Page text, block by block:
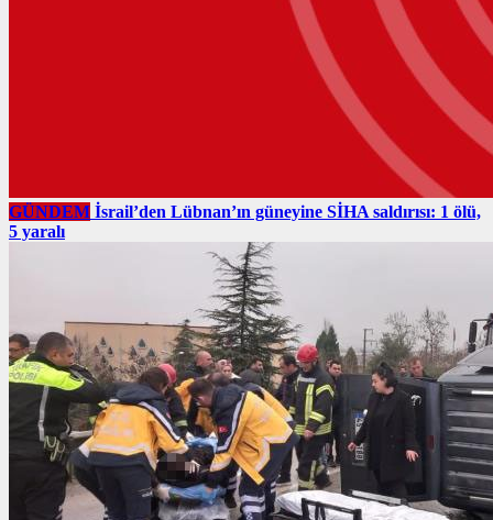
GÜNDEM İsrail’den Lübnan’ın güneyine SİHA saldırısı: 1 ölü,
5 yaralı